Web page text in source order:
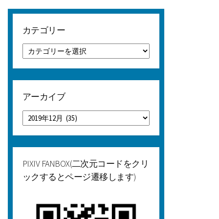
カテゴリー
カ
テ
ゴ
リ
アーカイブ
ア
ー
カ
イ
PIXIV FANBOX(二次元コードをクリ
ックするとページ遷移します)